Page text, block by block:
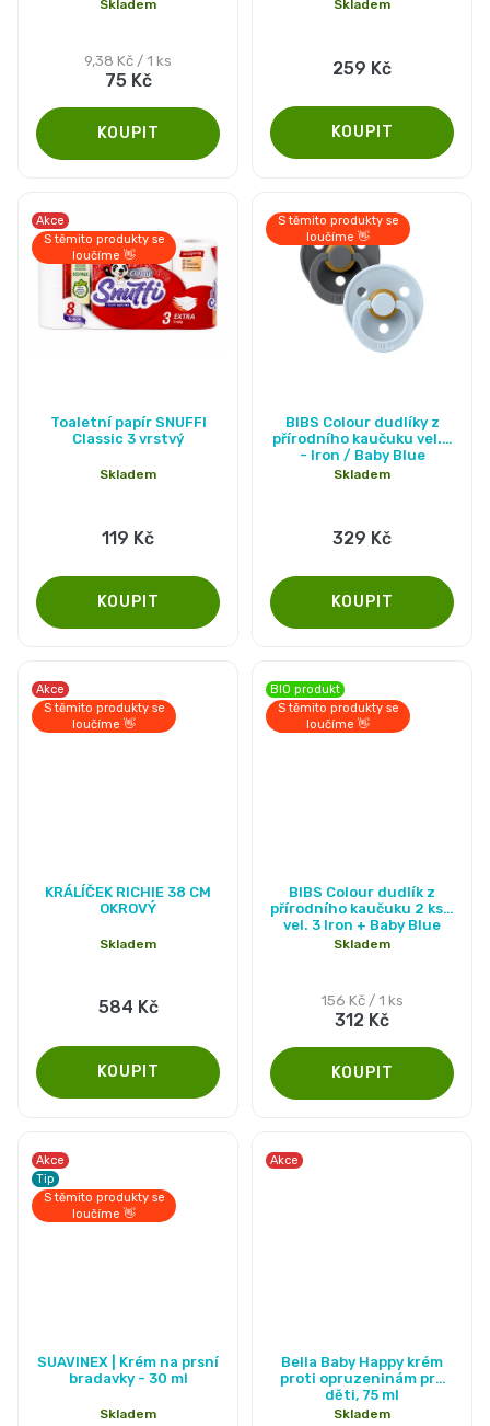
podle
velikosti
značky
plenek
Skladem
75 Kč
Měrná
cena:
9,38 Kč / 1 ks
Skladem
259 Kč
Akce
S těmito produkty se
loučíme 👋
Toaletní papír SNUFFI
Classic 3 vrstvý
Skladem
119 Kč
S těmito produkty se
loučíme 👋
BIBS Colour dudlíky z
přírodního kaučuku vel. 1
- Iron / Baby Blue
Skladem
329 Kč
Akce
S těmito produkty se
loučíme 👋
KRÁLÍČEK RICHIE 38 CM
OKROVÝhodnocení
produktu
hvězdiček.
Skladem
584 Kč
BIO produkt
S těmito produkty se
loučíme 👋
BIBS Colour dudlík z
přírodního kaučuku 2 ks -
vel. 3 Iron + Baby Blue
hodnocení
produktu
5,0
z
5
hvězdiček.
Skladem
312 Kč
Měrná
cena:
156 Kč / 1 ks
Akce
Tip
S těmito produkty se
loučíme 👋
SUAVINEX | Krém na prsní
bradavky - 30 ml
Skladem
Akce
Bella Baby Happy krém
proti opruzeninám pro
děti, 75 ml
Skladem